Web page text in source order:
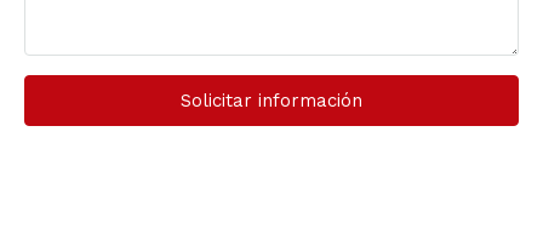
Solicitar información